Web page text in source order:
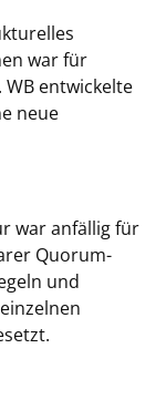
war für
entwickelte
neue
war anfällig für
Quorum-
und